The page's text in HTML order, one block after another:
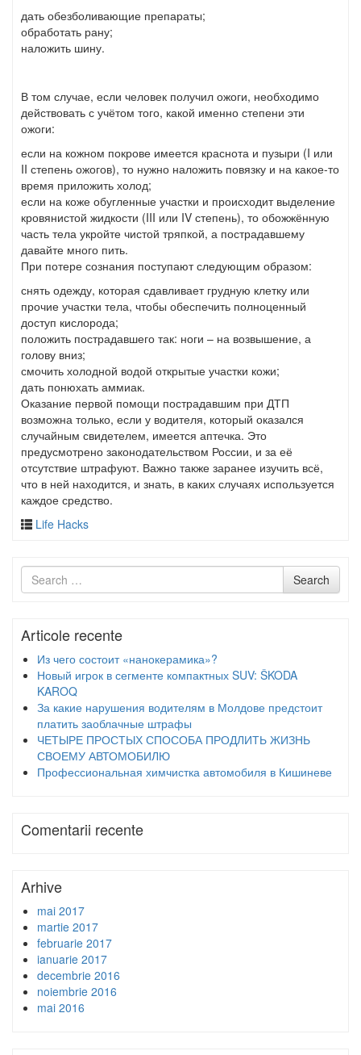
дать обезболивающие препараты;
обработать рану;
наложить шину.
В том случае, если человек получил ожоги, необходимо
действовать с учётом того, какой именно степени эти
ожоги:
если на кожном покрове имеется краснота и пузыри (I или
II степень ожогов), то нужно наложить повязку и на какое-то
время приложить холод;
если на коже обугленные участки и происходит выделение
кровянистой жидкости (III или IV степень), то обожжённую
часть тела укройте чистой тряпкой, а пострадавшему
давайте много пить.
При потере сознания поступают следующим образом:
снять одежду, которая сдавливает грудную клетку или
прочие участки тела, чтобы обеспечить полноценный
доступ кислорода;
положить пострадавшего так: ноги – на возвышение, а
голову вниз;
смочить холодной водой открытые участки кожи;
дать понюхать аммиак.
Оказание первой помощи пострадавшим при ДТП
возможна только, если у водителя, который оказался
случайным свидетелем, имеется аптечка. Это
предусмотрено законодательством России, и за её
отсутствие штрафуют. Важно также заранее изучить всё,
что в ней находится, и знать, в каких случаях используется
каждое средство.
Life Hacks
Search
for
Search
Articole recente
Из чего состоит «нанокерамика»?
Новый игрок в сегменте компактных SUV: ŠKODA
KAROQ
За какие нарушения водителям в Молдове предстоит
платить заоблачные штрафы
ЧЕТЫРЕ ПРОСТЫХ СПОСОБА ПРОДЛИТЬ ЖИЗНЬ
СВОЕМУ АВТОМОБИЛЮ
Профессиональная химчистка автомобиля в Кишиневе
Comentarii recente
Arhive
mai 2017
martie 2017
februarie 2017
ianuarie 2017
decembrie 2016
noiembrie 2016
mai 2016